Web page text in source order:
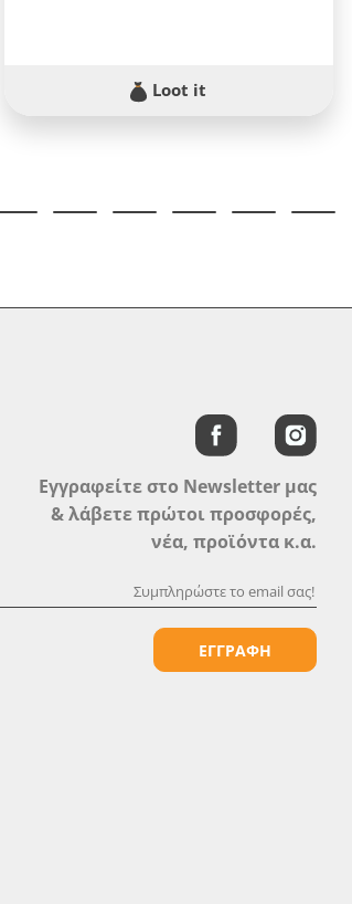
Loot it
Εγγραφείτε στο Newsletter μας
& λάβετε πρώτοι προσφορές,
νέα, προϊόντα κ.α.
ΕΓΓΡΑΦΗ